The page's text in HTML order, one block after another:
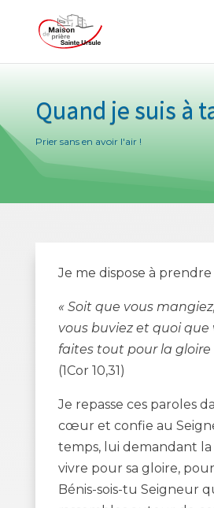
Quand je suis à
Prier sans en avoir l'air !
Je me dispose à
« Soit que vous
vous buviez et quoi que
faites tout pour la gloire
(1Cor 10,31)
Je repasse ces paroles
cœur et confie au
temps, lui demandant la
vivre pour sa gloire,
Bénis-sois-tu Seigneur